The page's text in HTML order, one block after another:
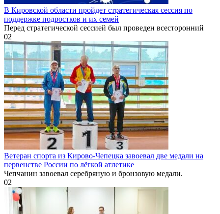
В Кировской области пройдет стратегическая сессия по
поддержке подростков и их семей
Перед стратегической сессией был проведен всесторонний
02
Ветеран спорта из Кирово-Чепецка завоевал две медали на
первенстве России по лёгкой атлетике
Чепчанин завоевал серебряную и бронзовую медали.
02